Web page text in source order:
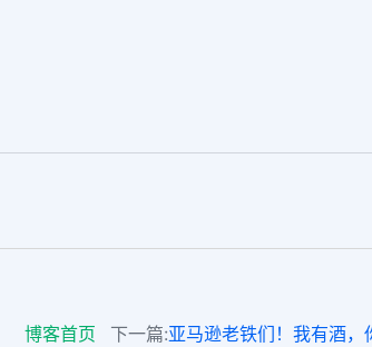
博客首页 下一篇:亚马逊老铁们！我有酒，